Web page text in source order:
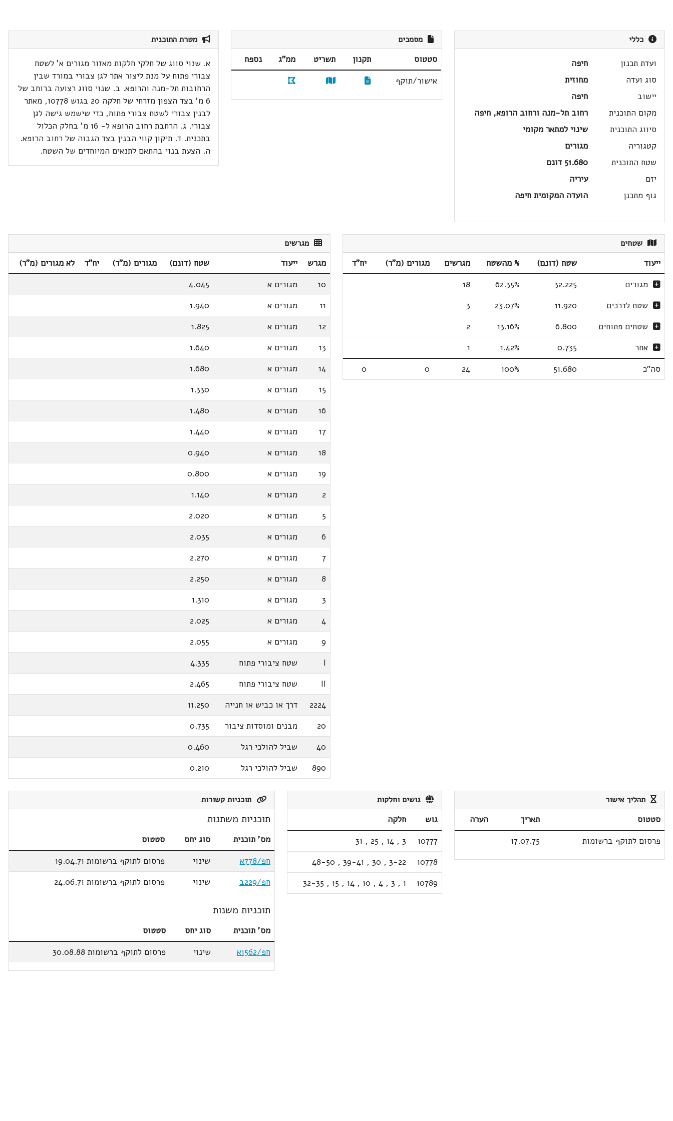
כללי
ועדת תכנון
חיפה
סוג ועדה
מחוזית
יישוב
חיפה
מקום התוכנית
רחוב תל-מנה ורחוב הרופא, חיפה
סיווג התוכנית
שינוי למתאר מקומי
קטגוריה
מגורים
שטח התוכנית
51.680 דונם
יזם
עיריה
גוף מתכנן
הועדה המקומית חיפה
מסמכים
סטטוס תקנון תשריט ממ"ג
נספח
אישור/תוקף
מטרת התוכנית
א. שנוי סווג של חלקי חלקות מאזור מגורים א' לשטח
צבורי פתוח על מנת ליצור אתר לגן צבורי במורד שבין
הרחובות תל-מנה והרופא. ב. שנוי סווג רצועה ברוחב של
6 מ' בצד הצפון מזרחי של חלקה 20 בגוש 10778, מאתר
לבנין צבורי לשטח צבורי פתוח, כדי שישמש גישה לגן
צבורי. ג. הרחבת רחוב הרופא ל- 16 מ' בחלק הכלול
בתכנית. ד. תיקון קווי הבנין בצד הגבוה של רחוב הרופא.
ה. הצעת בנוי בהתאם לתנאים המיוחדים של השטח.
שטחים
ייעוד שטח (דונם) % מהשטח מגרשים מגורים (מ"ר)
יח"ד
מגורים
32.225
62.35%
18
שטח לדרכים
11.920
23.07%
3
שטחים פתוחים
6.800
13.16%
2
אחר
0.735
1.42%
1
סה"כ
51.680
100%
24
0
0
מגרשים
מגרש ייעוד שטח (דונם) מגורים (מ"ר) יח"ד
לא מגורים (מ"ר)
10
מגורים א
4.045
11
מגורים א
1.940
12
מגורים א
1.825
13
מגורים א
1.640
14
מגורים א
1.680
15
מגורים א
1.330
16
מגורים א
1.480
17
מגורים א
1.440
18
מגורים א
0.940
19
מגורים א
0.800
2
מגורים א
1.140
5
מגורים א
2.020
6
מגורים א
2.035
7
מגורים א
2.270
8
מגורים א
2.250
3
מגורים א
1.310
4
מגורים א
2.025
9
מגורים א
2.055
I
שטח ציבורי פתוח
4.335
II
שטח ציבורי פתוח
2.465
2224
דרך או כביש או חנייה
11.250
20
מבנים ומוסדות ציבור
0.735
40
שביל להולכי רגל
0.460
890
שביל להולכי רגל 0.210
תהליך אישור
סטטוס תאריך
הערה
פרסום לתוקף ברשומות
17.07.75
גושים וחלקות
גוש
חלקה
10777
3
,
14
,
25
,
31
10778
3-22
,
30
,
39-41
,
48-50
10789
1
,
3
,
4
,
10
,
14
,
15
,
32-35
תוכניות קשורות
תוכניות משתנות
מס' תוכנית סוג יחס
סטטוס
חפ/778א
שינוי
פרסום לתוקף ברשומות 19.04.71
חפ/229ב
שינוי פרסום לתוקף ברשומות 24.06.71
תוכניות משנות
מס' תוכנית סוג יחס
סטטוס
חפ/1562א
שינוי פרסום לתוקף ברשומות 30.08.88